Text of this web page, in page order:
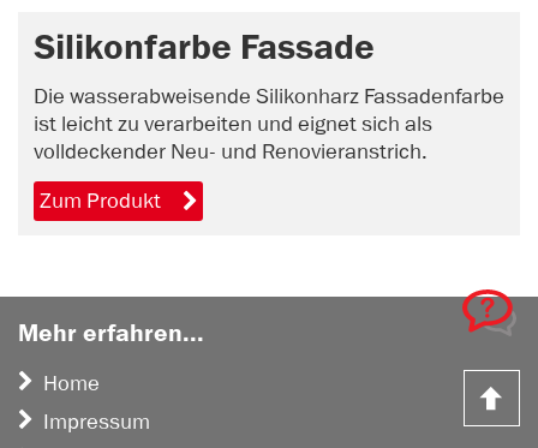
Silikonfarbe Fassade
Die wasserabweisende Silikonharz Fassadenfarbe
ist leicht zu verarbeiten und eignet sich als
volldeckender Neu- und Renovieranstrich.
Zum Produkt
Mehr erfahren...
Home
Impressum